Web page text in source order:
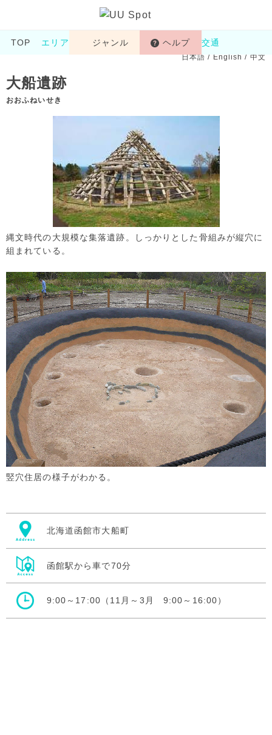
TOP エリア ジャンル ヘルプ 交通
日本語 / English / 中文
大船遺跡
おおふねいせき
縄文時代の大規模な集落遺跡。しっかりとした骨組みが縦穴に
組まれている。
竪穴住居の様子がわかる。
北海道函館市大船町
函館駅から車で70分
9:00～17:00（11月～3月 9:00～16:00）